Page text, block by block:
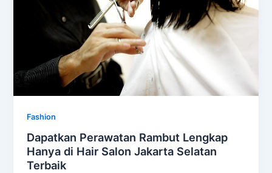
Fashion
Dapatkan Perawatan Rambut Lengkap
Hanya di Hair Salon Jakarta Selatan
Terbaik